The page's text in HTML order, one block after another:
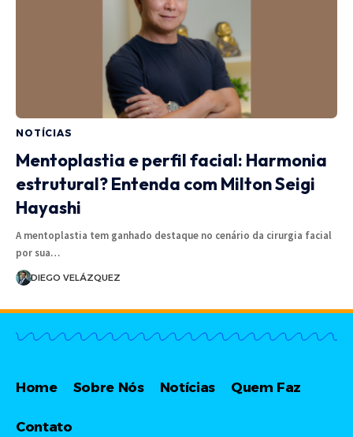
NOTÍCIAS
Mentoplastia e perfil facial: Harmonia
estrutural? Entenda com Milton Seigi
Hayashi
A mentoplastia tem ganhado destaque no cenário da cirurgia facial
por sua…
DIEGO VELÁZQUEZ
Home Sobre Nós Notícias Quem Faz
Contato